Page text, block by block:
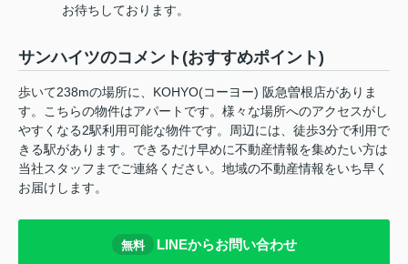
お待ちしております。
サンハイツのコメント(おすすめポイント)
歩いて238mの場所に、KOHYO(コーヨー) 阪急曽根店がありま
す。こちらの物件はアパートです。様々な場所へのアクセスがし
やすくなる2駅利用可能な物件です。周辺には、徒歩3分で利用で
きる駅があります。できるだけ早めに不動産情報を集めたい方は
当社スタッフまでご連絡ください。地域の不動産情報をいち早く
お届けします。
無料 LINEからお問い合わせ